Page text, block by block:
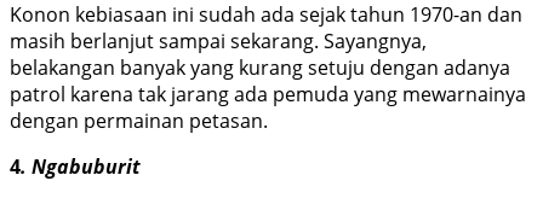
Konon kebiasaan ini sudah ada sejak tahun 1970-an dan
masih berlanjut sampai sekarang. Sayangnya,
belakangan banyak yang kurang setuju dengan adanya
patrol karena tak jarang ada pemuda yang mewarnainya
dengan permainan petasan.
4. Ngabuburit